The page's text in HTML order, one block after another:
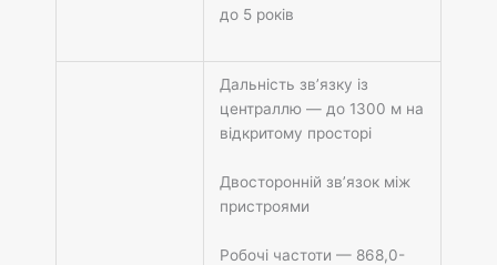
до 5 років
Дальність зв’язку із
централлю — до 1300 м на
відкритому просторі
Двосторонній зв’язок між
пристроями
Робочі частоти — 868,0-